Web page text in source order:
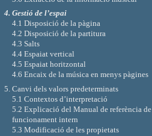
4. Gestió de l’espai
4.1 Disposició de la pàgina
4.2 Disposició de la partitura
4.3 Salts
4.4 Espaiat vertical
4.5 Espaiat horitzontal
4.6 Encaix de la música en menys pàgines
5. Canvi dels valors predeterminats
5.1 Contextos d’interpretació
5.2 Explicació del Manual de referència de
funcionament intern
5.3 Modificació de les propietats